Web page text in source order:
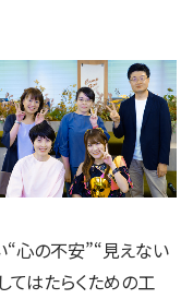
“心の不安”“見えない
てはたらくための工